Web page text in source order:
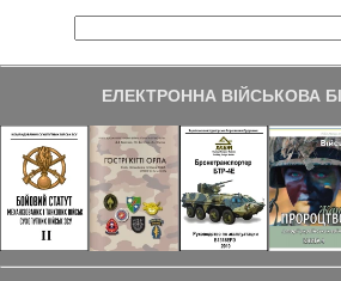
ЕЛЕКТРОННА ВІЙСЬКОВА